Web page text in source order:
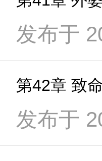
发布于
第42章 致
发布于